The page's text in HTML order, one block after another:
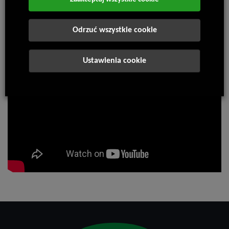
Odrzuć wszystkie cookie
Ustawienia cookie